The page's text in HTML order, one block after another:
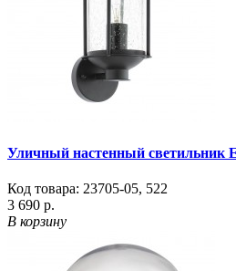
Уличный настенный светильник
Код товара: 23705-05, 522
3 690 р.
В корзину